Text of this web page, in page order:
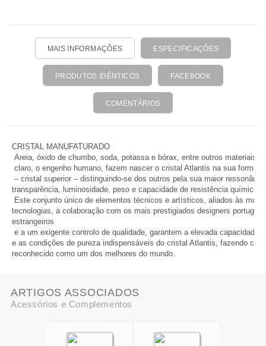
MAIS INFORMAÇÕES ESPECIFICAÇÕES
PRODUTOS IDÊNTICOS FACEBOOK
COMENTÁRIOS
CRISTAL MANUFATURADO
Areia, óxido de chumbo, soda, potassa e bórax, entre outros materiais,
claro, o engenho humano, fazem nascer o cristal Atlantis na sua forma
– cristal superior – distinguindo-se dos outros pela sua maior
transparência, luminosidade, peso e capacidade de resistência química.
Este conjunto único de elementos técnicos e artísticos, aliados às mais
tecnologias, à colaboração com os mais prestigiados designers
estrangeiros
e a um exigente controlo de qualidade, garantem a elevada capacidade
e as condições de pureza indispensáveis do cristal Atlantis, fazendo
reconhecido como um dos melhores do mundo.
ARTIGOS ASSOCIADOS
Acessórios e Complementos